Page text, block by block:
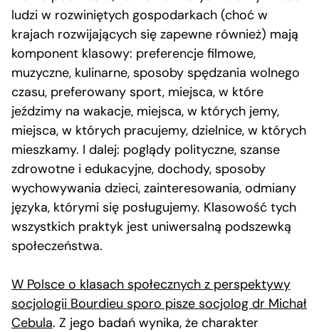
ludzi w rozwiniętych gospodarkach (choć w
krajach rozwijających się zapewne również) mają
komponent klasowy: preferencje filmowe,
muzyczne, kulinarne, sposoby spędzania wolnego
czasu, preferowany sport, miejsca, w które
jeździmy na wakacje, miejsca, w których jemy,
miejsca, w których pracujemy, dzielnice, w których
mieszkamy. I dalej: poglądy polityczne, szanse
zdrowotne i edukacyjne, dochody, sposoby
wychowywania dzieci, zainteresowania, odmiany
języka, którymi się posługujemy. Klasowość tych
wszystkich praktyk jest uniwersalną podszewką
społeczeństwa.
W Polsce o klasach społecznych z perspektywy
socjologii Bourdieu sporo pisze socjolog dr Michał
Cebula. Z jego badań wynika, że charakter